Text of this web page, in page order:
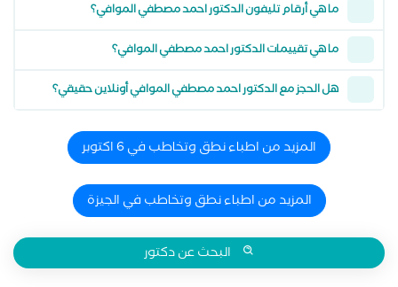
ما هي أرقام تليفون الدكتور احمد مصطفي الموافي؟
ما هي تقييمات الدكتور احمد مصطفي الموافي؟
هل الحجز مع الدكتور احمد مصطفي الموافي أونلاين حقيقي؟
المزيد من اطباء نطق وتخاطب في 6 اكتوبر
المزيد من اطباء نطق وتخاطب في الجيزة
البحث عن دكتور